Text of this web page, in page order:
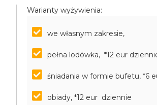
Warianty wyżywienia:
we własnym zakresie,
pełna lodówka, *12 eur
śniadania w formie bufetu, *6
obiady, *12 eur dziennie